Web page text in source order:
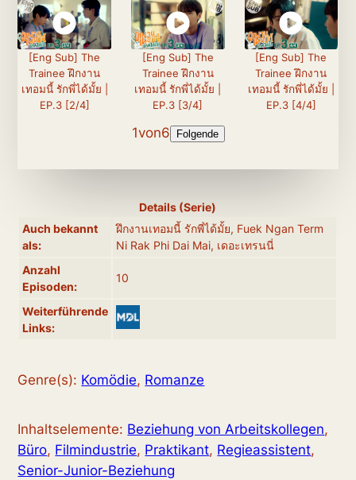
[Eng Sub] The
Trainee ฝึกงาน
เทอมนี้ รักพี่ได้มั้ย |
EP.3 [2/4]
[Eng Sub] The
Trainee ฝึกงาน
เทอมนี้ รักพี่ได้มั้ย |
EP.3 [3/4]
[Eng Sub] The
Trainee ฝึกงาน
เทอมนี้ รักพี่ได้มั้ย |
EP.3 [4/4]
1von6 Folgende
Details (Serie)
Auch bekannt
als:
ฝึกงานเทอมนี้ รักพี่ได้มั้ย, Fuek Ngan Term
Ni Rak Phi Dai Mai, เดอะเทรนนี่
Anzahl
Episoden:
10
Weiterführende
Links:
Genre(s): Komödie, Romanze
Inhaltselemente: Beziehung von Arbeitskollegen,
Büro, Filmindustrie, Praktikant, Regieassistent,
Senior-Junior-Beziehung